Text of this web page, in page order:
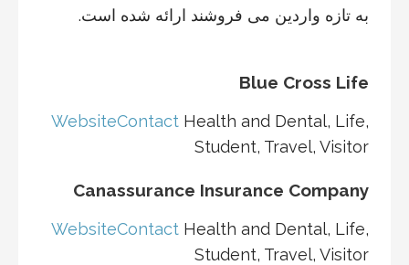
به تازه واردین می فروشند ارائه شده است.
Blue Cross Life
WebsiteContact Health and Dental, Life,
Student, Travel, Visitor
Canassurance Insurance Company
WebsiteContact Health and Dental, Life,
Student, Travel, Visitor